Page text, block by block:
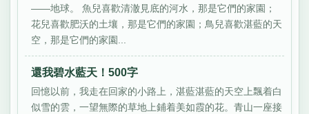
——地球。 魚兒喜歡清澈見底的河水，那是它們的家園；
花兒喜歡肥沃的土壤，那是它們的家園；鳥兒喜歡湛藍的天
空，那是它們的家園...
還我碧水藍天！500字
回憶以前，我走在回家的小路上，湛藍湛藍的天空上飄着白
似雪的雲，一望無際的草地上鋪着美如霞的花。青山一座接